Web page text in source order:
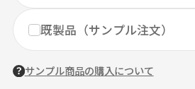
既製品（サンプル注文）
サンプル商品の購入について